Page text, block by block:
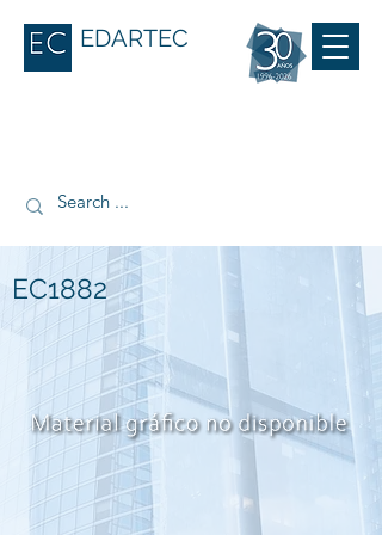
EDARTEC
EC1882